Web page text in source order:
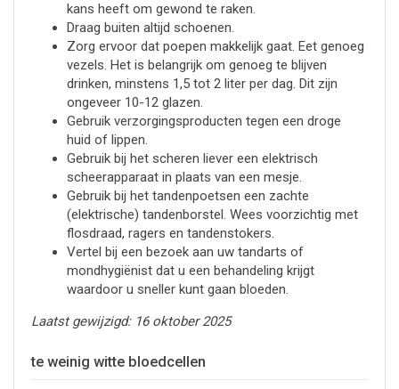
kans heeft om gewond te raken.
Draag buiten altijd schoenen.
Zorg ervoor dat poepen makkelijk gaat. Eet genoeg
vezels. Het is belangrijk om genoeg te blijven
drinken, minstens 1,5 tot 2 liter per dag. Dit zijn
ongeveer 10-12 glazen.
Gebruik verzorgingsproducten tegen een droge
huid of lippen.
Gebruik bij het scheren liever een elektrisch
scheerapparaat in plaats van een mesje.
Gebruik bij het tandenpoetsen een zachte
(elektrische) tandenborstel. Wees voorzichtig met
flosdraad, ragers en tandenstokers.
Vertel bij een bezoek aan uw tandarts of
mondhygiënist dat u een behandeling krijgt
waardoor u sneller kunt gaan bloeden.
Laatst gewijzigd: 16 oktober 2025
te weinig witte bloedcellen